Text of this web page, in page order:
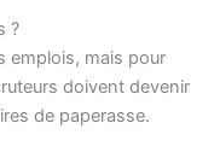
?
emplois, mais pour
doivent devenir
de paperasse.